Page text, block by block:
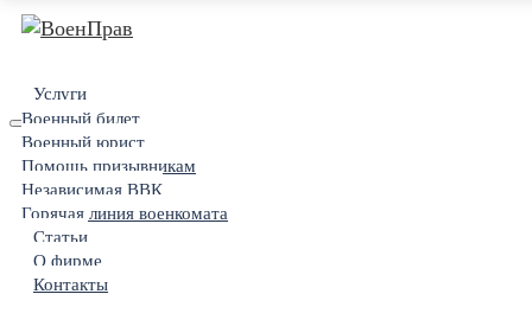
Услуги
Военный билет
Военный юрист
Помощь призывникам
Независимая ВВК
Горячая линия военкомата
Статьи
О фирме
Контакты